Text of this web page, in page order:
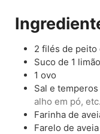
2 filés de peito
Suco de 1 limão
1 ovo
Sal e
alho em pó, etc.
Farinha de
Farelo de